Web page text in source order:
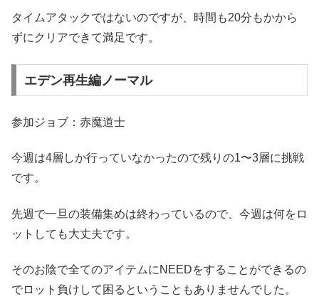
タイムアタックではないのですが、時間も20分もかから
ずにクリアできて満足です。
エデン再生編ノーマル
参加ジョブ：赤魔道士
今週は4層しか行っていなかったので残りの1〜3層に挑戦
です。
先週で一旦の装備集めは終わっているので、今週は何をロ
ットしても大丈夫です。
そのお陰で全てのアイテムにNEEDをすることができるの
でロット負けして困るということもありませんでした。